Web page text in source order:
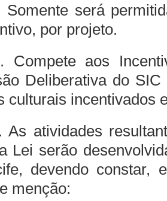
Somente será
por projeto.
Compete aos
Deliberativa do
culturais incentivados
As atividades
Lei serão
devendo constar,
menção: